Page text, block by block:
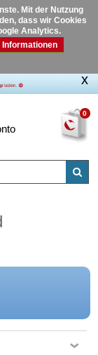
Mit der Nutzung
dass wir Cookies
Analytics.
Informationen
0